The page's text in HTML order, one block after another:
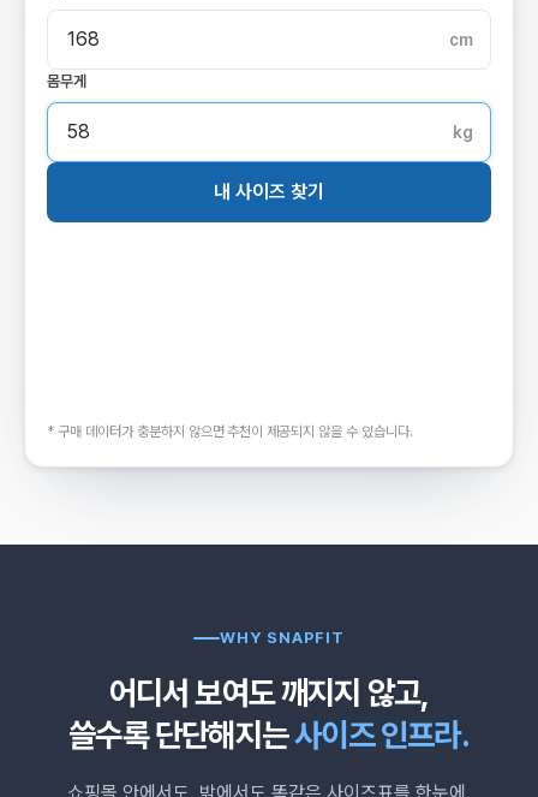
cm
몸무게
kg
내 사이즈 찾기
* 구매 데이터가 충분하지 않으면 추천이 제공되지 않을 수 있습니다.
WHY SNAPFIT
어디서 보여도 깨지지 않고,
쓸수록 단단해지는사이즈 인프라.